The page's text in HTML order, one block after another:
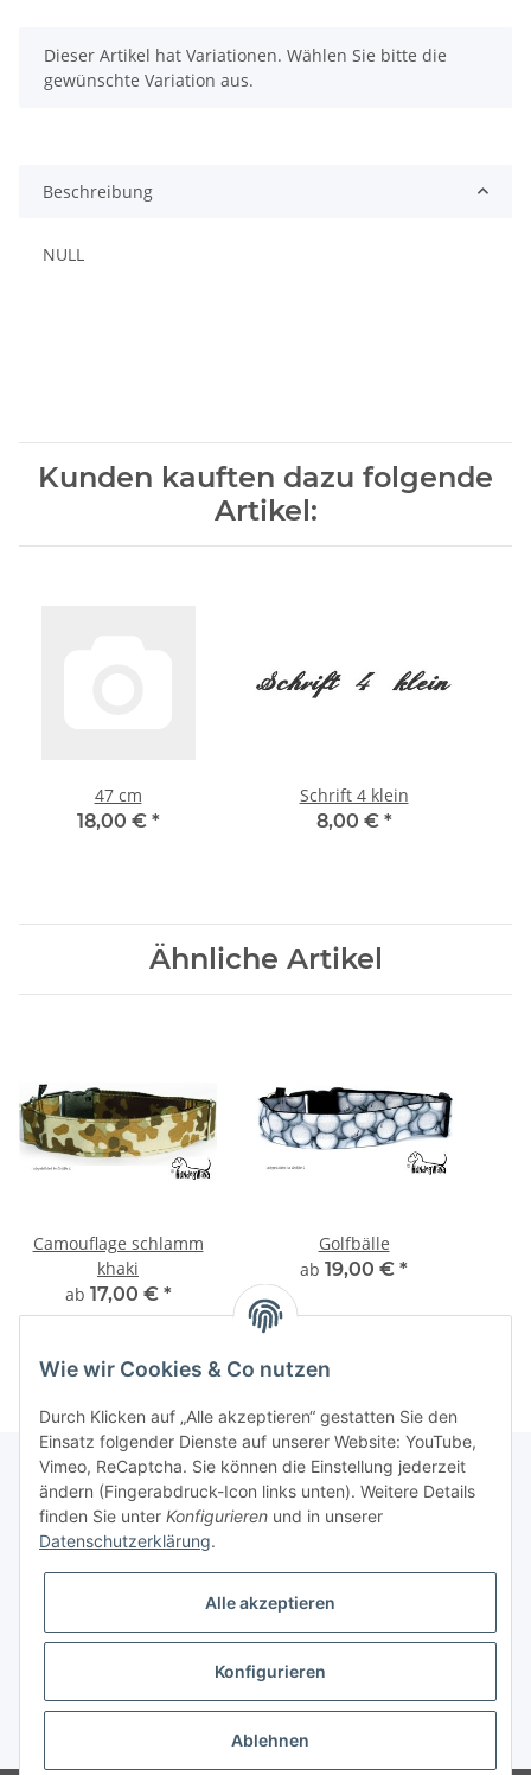
x
Dieser Artikel hat Variationen. Wählen Sie bitte die
gewünschte Variation aus.
Beschreibung
NULL
Kunden kauften dazu folgende
Artikel:
47 cm
18,00 € *
Schrift 4 klein
8,00 € *
Ähnliche Artikel
Camouflage schlamm
khaki
ab 17,00 € *
Golfbälle
ab 19,00 € *
Informationen
Galerie
* Keine Ausweisung der Mehrwertsteuer gemäß Klein-Unternehmer-Regelung.,
Wie wir Cookies & Co nutzen
Durch Klicken auf „Alle akzeptieren“ gestatten Sie den
Einsatz folgender Dienste auf unserer Website: YouTube,
Vimeo, ReCaptcha. Sie können die Einstellung jederzeit
ändern (Fingerabdruck-Icon links unten). Weitere Details
finden Sie unter Konfigurieren und in unserer
Datenschutzerklärung.
Alle akzeptieren
Konfigurieren
Ablehnen